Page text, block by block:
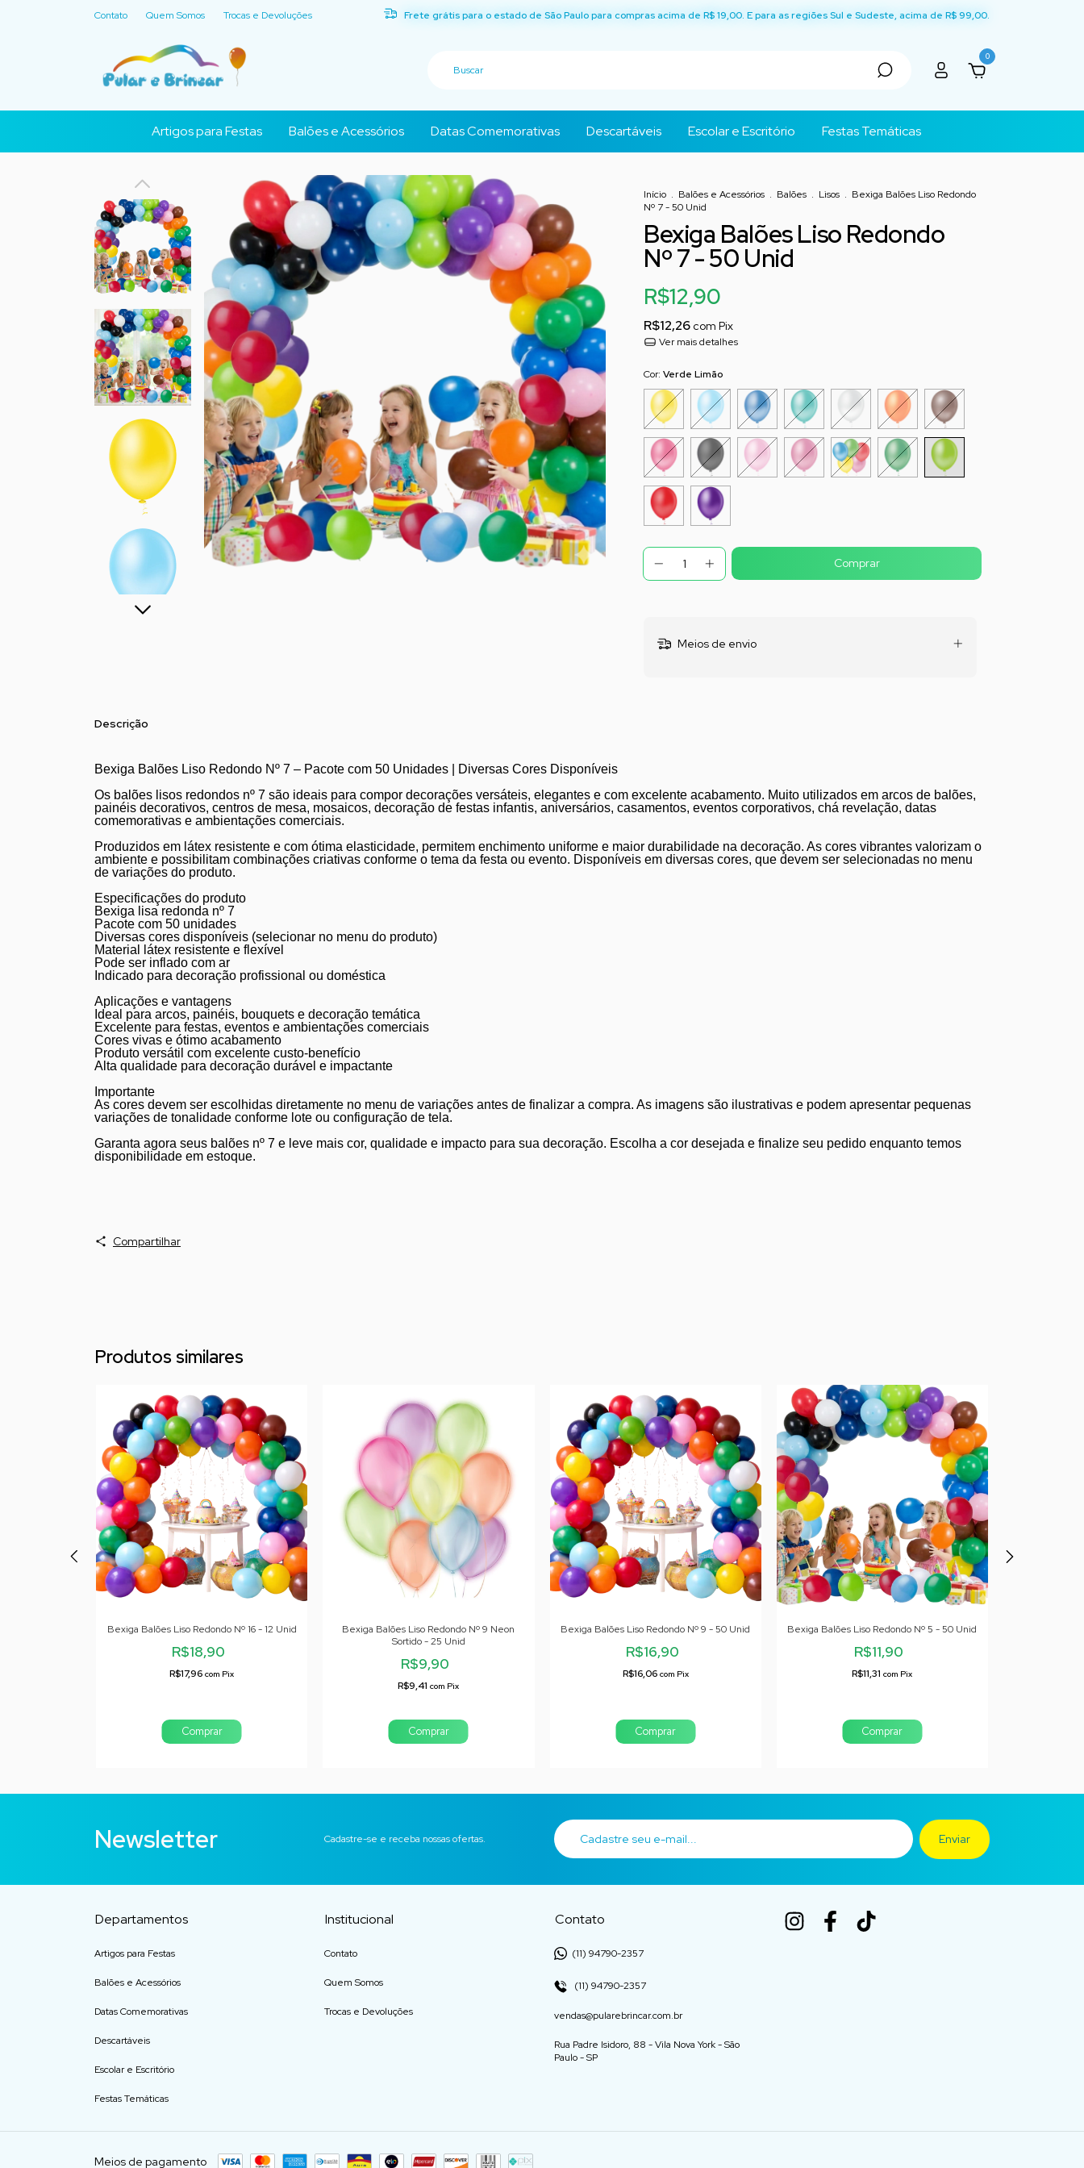
Contato Quem Somos Trocas e Devoluções Frete grátis para o estado de São Paulo para compras acima de R$ 19,00. E para as regiões Sul e Sudeste, acima de R$ 99,00.
0
Artigos para Festas Balões e Acessórios Datas Comemorativas Descartáveis Escolar e Escritório Festas Temáticas
Início . Balões e Acessórios . Balões . Lisos . Bexiga Balões Liso Redondo
Nº 7 - 50 Unid
Bexiga Balões Liso Redondo
Nº 7 - 50 Unid
R$12,90
R$12,26 com Pix
Ver mais detalhes
Cor: Verde Limão
Meios de envio
Descrição
Bexiga Balões Liso Redondo Nº 7 – Pacote com 50 Unidades | Diversas Cores Disponíveis
Os balões lisos redondos nº 7 são ideais para compor decorações versáteis, elegantes e com excelente acabamento. Muito utilizados em arcos de balões,
painéis decorativos, centros de mesa, mosaicos, decoração de festas infantis, aniversários, casamentos, eventos corporativos, chá revelação, datas
comemorativas e ambientações comerciais.
Produzidos em látex resistente e com ótima elasticidade, permitem enchimento uniforme e maior durabilidade na decoração. As cores vibrantes valorizam o
ambiente e possibilitam combinações criativas conforme o tema da festa ou evento. Disponíveis em diversas cores, que devem ser selecionadas no menu
de variações do produto.
Especificações do produto
Bexiga lisa redonda nº 7
Pacote com 50 unidades
Diversas cores disponíveis (selecionar no menu do produto)
Material látex resistente e flexível
Pode ser inflado com ar
Indicado para decoração profissional ou doméstica
Aplicações e vantagens
Ideal para arcos, painéis, bouquets e decoração temática
Excelente para festas, eventos e ambientações comerciais
Cores vivas e ótimo acabamento
Produto versátil com excelente custo-benefício
Alta qualidade para decoração durável e impactante
Importante
As cores devem ser escolhidas diretamente no menu de variações antes de finalizar a compra. As imagens são ilustrativas e podem apresentar pequenas
variações de tonalidade conforme lote ou configuração de tela.
Garanta agora seus balões nº 7 e leve mais cor, qualidade e impacto para sua decoração. Escolha a cor desejada e finalize seu pedido enquanto temos
disponibilidade em estoque.
Compartilhar
Produtos similares
Bexiga Balões Liso Redondo Nº 16 - 12 Unid
R$18,90
R$17,96com Pix
Comprar
Bexiga Balões Liso Redondo Nº 9 Neon
Sortido - 25 Unid
R$9,90
R$9,41com Pix
Bexiga Balões Liso Redondo Nº 9 - 50 Unid
R$16,90
R$16,06 com Pix
Comprar
Bexiga Balões Liso Redondo Nº 5 - 50 Unid
R$11,90
R$11,31com Pix
Comprar
Newsletter Cadastre-se e receba nossas ofertas.
Departamentos
Artigos para Festas
Balões e Acessórios
Datas Comemorativas
Descartáveis
Escolar e Escritório
Festas Temáticas
Institucional
Contato
Quem Somos
Trocas e Devoluções
Contato
(11) 94790-2357
(11) 94790-2357
vendas@pularebrincar.com.br
Rua Padre Isidoro, 88 - Vila Nova York - São
Paulo - SP
Meios de pagamento